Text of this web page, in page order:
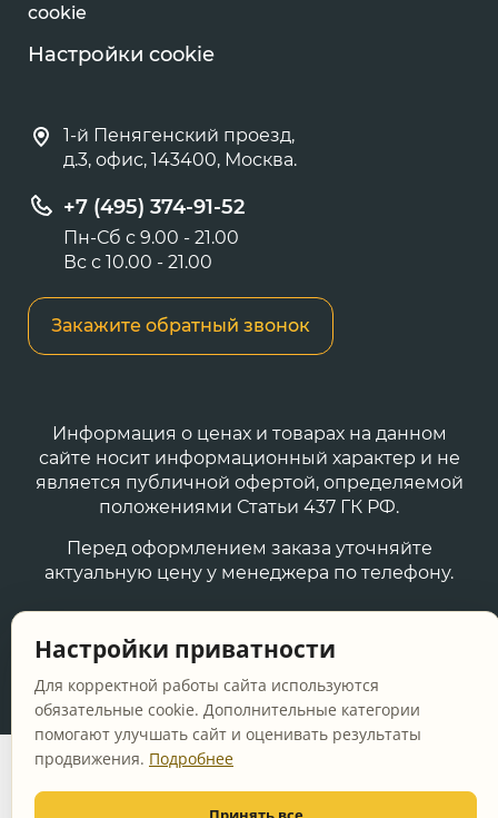
cookie
Настройки cookie
1-й Пенягенский проезд,
д.3, офис, 143400, Москва.
+7 (495) 374-91-52
Пн-Сб с 9.00 - 21.00
Вс с 10.00 - 21.00
Закажите обратный звонок
Информация о ценах и товарах на данном
сайте носит информационный характер и не
является публичной офертой, определяемой
положениями Статьи 437 ГК РФ.
Перед оформлением заказа уточняйте
актуальную цену у менеджера по телефону.
Все права защищены
Настройки приватности
Для корректной работы сайта используются
обязательные cookie. Дополнительные категории
помогают улучшать сайт и оценивать результаты
продвижения. Подробнее